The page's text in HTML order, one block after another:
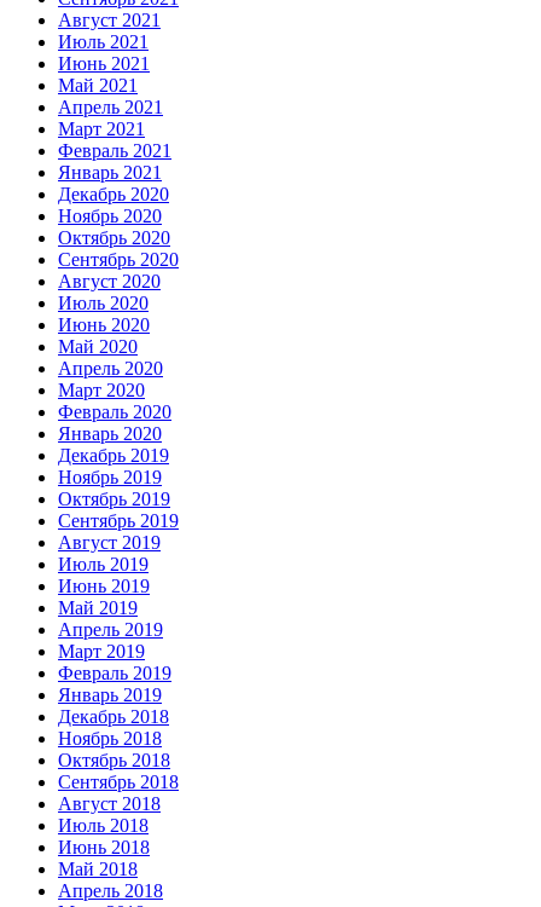
Август 2021
Июль 2021
Июнь 2021
Май 2021
Апрель 2021
Март 2021
Февраль 2021
Январь 2021
Декабрь 2020
Ноябрь 2020
Октябрь 2020
Сентябрь 2020
Август 2020
Июль 2020
Июнь 2020
Май 2020
Апрель 2020
Март 2020
Февраль 2020
Январь 2020
Декабрь 2019
Ноябрь 2019
Октябрь 2019
Сентябрь 2019
Август 2019
Июль 2019
Июнь 2019
Май 2019
Апрель 2019
Март 2019
Февраль 2019
Январь 2019
Декабрь 2018
Ноябрь 2018
Октябрь 2018
Сентябрь 2018
Август 2018
Июль 2018
Июнь 2018
Май 2018
Апрель 2018